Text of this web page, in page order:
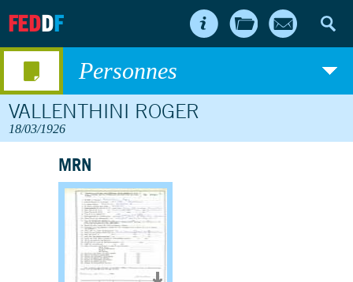
FEDDF
Personnes
VALLENTHINI ROGER
18/03/1926
MRN